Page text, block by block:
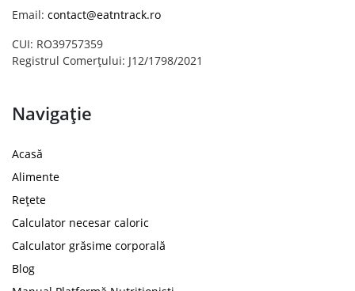
Email: contact@eatntrack.ro
CUI: RO39757359
Registrul Comerțului: J12/1798/2021
Navigație
Acasă
Alimente
Rețete
Calculator necesar caloric
Calculator grăsime corporală
Blog